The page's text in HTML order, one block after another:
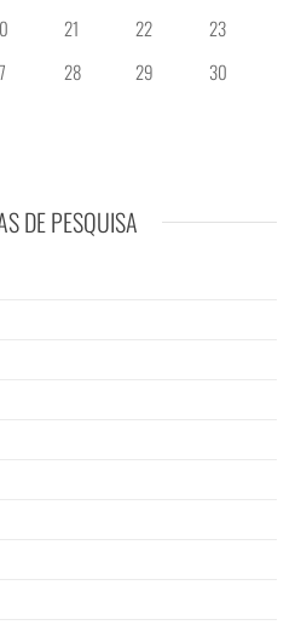
21 22
23
28 29
30
DE PESQUISA